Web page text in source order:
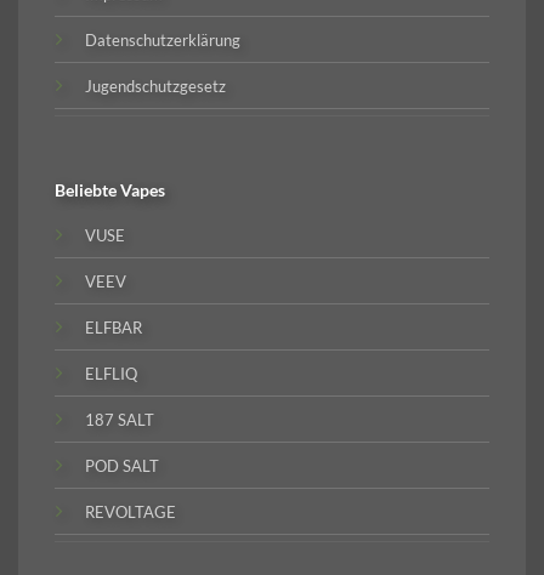
Datenschutzerklärung
Jugendschutzgesetz
BeliebteVapes
VUSE
VEEV
ELFBAR
ELFLIQ
187 SALT
POD SALT
REVOLTAGE